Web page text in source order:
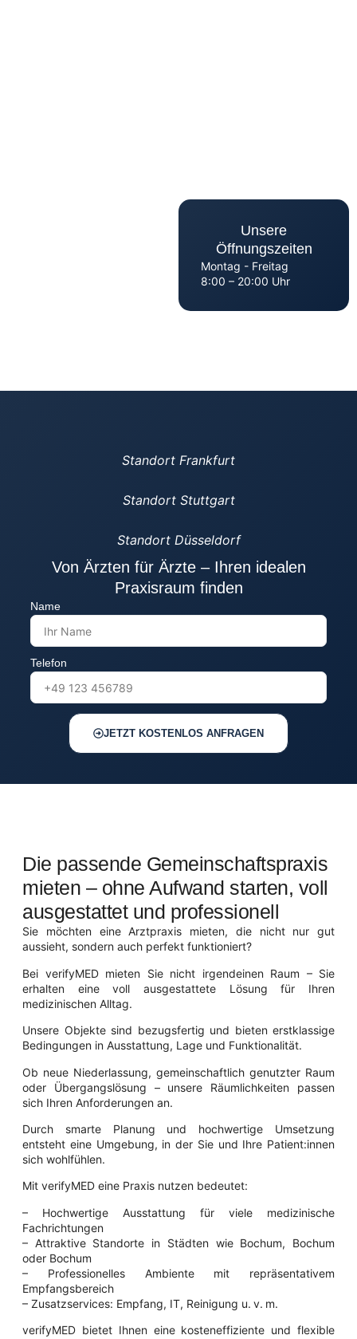
Unsere
Öffnungszeiten
Montag - Freitag
8:00 – 20:00 Uhr
Standort Frankfurt
Standort Stuttgart
Standort Düsseldorf
Von Ärzten für Ärzte – Ihren idealen
Praxisraum finden
Name
Telefon
JETZT KOSTENLOS ANFRAGEN
Die passende Gemeinschaftspraxis
mieten – ohne Aufwand starten, voll
ausgestattet und professionell
Sie möchten eine Arztpraxis mieten, die nicht nur gut
aussieht, sondern auch perfekt funktioniert?
Bei verifyMED mieten Sie nicht irgendeinen Raum – Sie
erhalten eine voll ausgestattete Lösung für Ihren
medizinischen Alltag.
Unsere Objekte sind bezugsfertig und bieten erstklassige
Bedingungen in Ausstattung, Lage und Funktionalität.
Ob neue Niederlassung, gemeinschaftlich genutzter Raum
oder Übergangslösung – unsere Räumlichkeiten passen
sich Ihren Anforderungen an.
Durch smarte Planung und hochwertige Umsetzung
entsteht eine Umgebung, in der Sie und Ihre Patient:innen
sich wohlfühlen.
Mit verifyMED eine Praxis nutzen bedeutet:
– Hochwertige Ausstattung für viele medizinische
Fachrichtungen
– Attraktive Standorte in Städten wie Bochum, Bochum
oder Bochum
– Professionelles Ambiente mit repräsentativem
Empfangsbereich
– Zusatzservices: Empfang, IT, Reinigung u. v. m.
verifyMED bietet Ihnen eine kosteneffiziente und flexible